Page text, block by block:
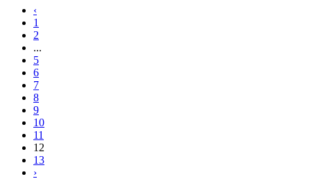
‹
1
2
...
5
6
7
8
9
10
11
12
13
›